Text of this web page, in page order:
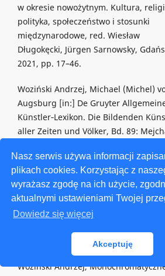
Nasz serwis używa informacji
plikach cookies. Korzystając z
wyrażasz zgodę na ich użycie,
aktualnymi ustawieniami Twojej
Dowiedz się więcej
Akceptuję
w okresie nowożytnym. Kultura,
polityka, społeczeństwo i stosunki
międzynarodowe, red. Wiesław
Długokęcki, Jürgen Sarnowsky,
2021, pp. 17–46.
Woziński Andrzej, Michael (Michel)
Augsburg [in:] De Gruyter
Künstler‑Lexikon. Die Bildenden
aller Zeiten und Völker, Bd. 89:
Savoy, Wolfgang Tegethoff,
2016, pp. 311–312.
Woziński Andrzej, Michał z
Mistrz Paweł i epilog gotyckiej rzeźby
Woziński Andrzej,